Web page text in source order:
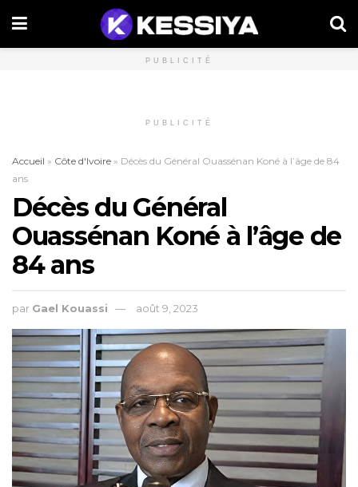
PUBLICITÉ
PUBLICITÉ
Accueil » Côte d'Ivoire » Décès du Général Ouassénan Koné à l’âge de 84
ans
Décès du Général
Ouassénan Koné à l’âge de
84 ans
par Gael Kouassi août 9, 2023